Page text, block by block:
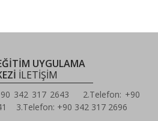
UYGULAMA
İLETİŞİM
342 317 2643 2.Telefon: +90
3.Telefon: +90 342 317 2696